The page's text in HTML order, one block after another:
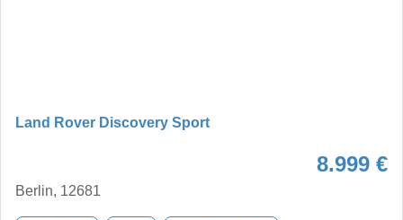
Land Rover Discovery Sport
8.999 €
Berlin, 12681